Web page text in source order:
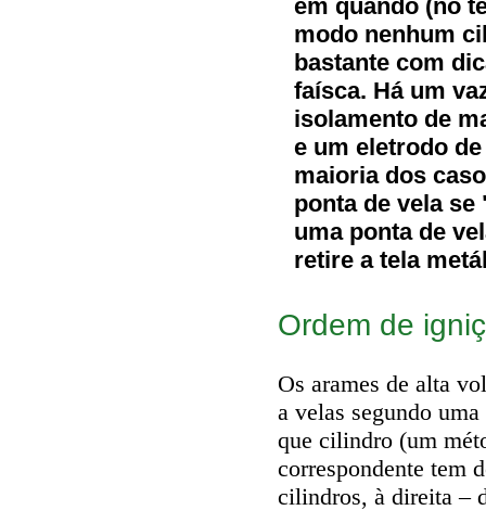
em quando (no
modo nenhum
bastante com
faísca. Há um
isolamento de
e um eletrodo
maioria dos
ponta de vela
uma ponta de
retire a tela
Ordem de
Os arames de alta
a velas segundo
que cilindro (um
correspondente tem
cilindros, à direita –